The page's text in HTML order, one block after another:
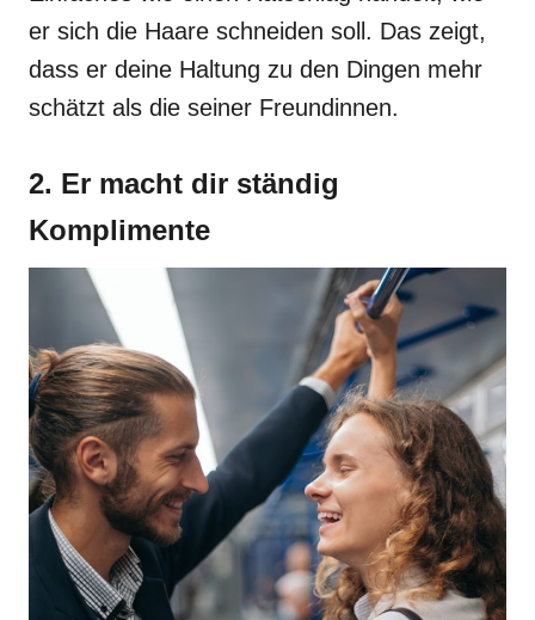
er sich die Haare schneiden soll. Das zeigt,
dass er deine Haltung zu den Dingen mehr
schätzt als die seiner Freundinnen.
2. Er macht dir ständig
Komplimente